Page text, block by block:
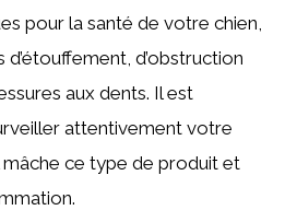
pour la santé de votre chien,
d’obstruction
aux dents. Il est
attentivement votre
mâche ce type de produit et